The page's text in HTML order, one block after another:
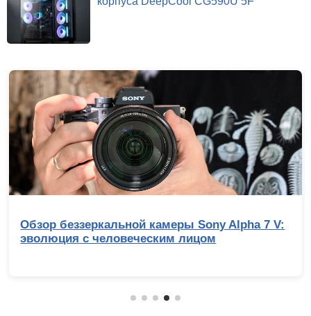
Обзор беззеркальной камеры Sony Alpha 7 V:
эволюция с человеческим лицом